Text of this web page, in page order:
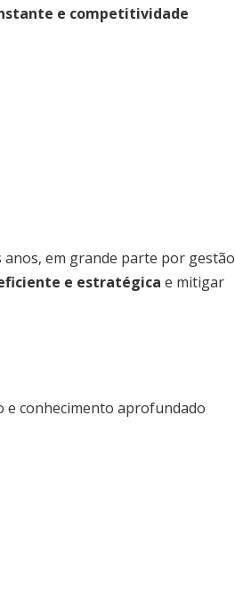
e competitividade
anos, em grande parte por gestão
e estratégica e mitigar
e conhecimento aprofundado